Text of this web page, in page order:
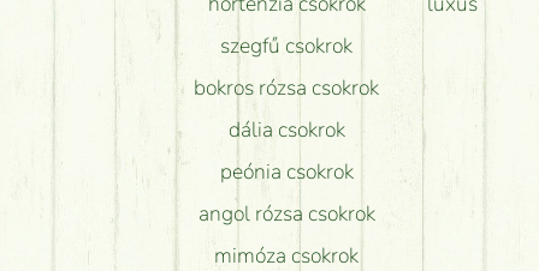
szegfű csokrok
bokros rózsa csokrok
dália csokrok
peónia csokrok
angol rózsa csokrok
mimóza csokrok